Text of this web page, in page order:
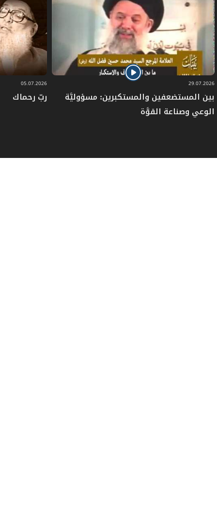
29.07.2026
بين المستضعفين والمستكبرين: مسؤوليَّة
الوعي وصناعة القوَّة
05.07.2026
ربّ رحماك